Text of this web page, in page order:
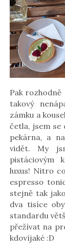
Pak
takový
zámku a
četla, jsem
pekárna, a
vidět. My
pistáciovým
luxus! Nitro
espresso
stejně tak
dva tisíce
standardu
přežívat na
kdovíjaké :D